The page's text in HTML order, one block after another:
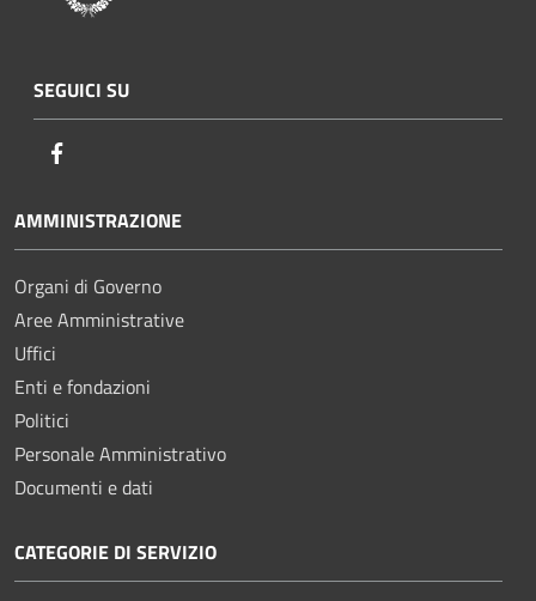
SEGUICI SU
AMMINISTRAZIONE
Organi di Governo
Aree Amministrative
Uffici
Enti e fondazioni
Politici
Personale Amministrativo
Documenti e dati
CATEGORIE DI SERVIZIO